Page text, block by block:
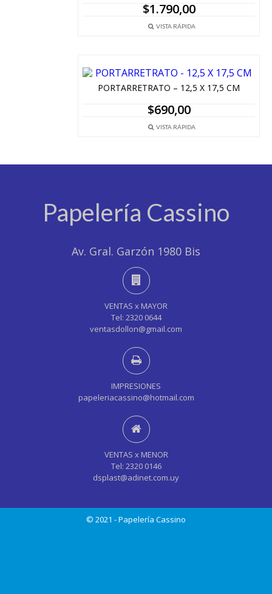
$1.790,00
VISTA RÁPIDA
PORTARRETRATO – 12,5 X 17,5 CM
$690,00
VISTA RÁPIDA
Papelería Cassino
Av. Gral. Garzón 1980 Bis
VENTAS x MAYOR
Tel: 2320 0644
ventasdollon@gmail.com
IMPRESIONES
papeleriacassino@hotmail.com
VENTAS x MENOR
Tel: 2320 0146
dsplast@adinet.com.uy
© 2021 - Papelería Cassino